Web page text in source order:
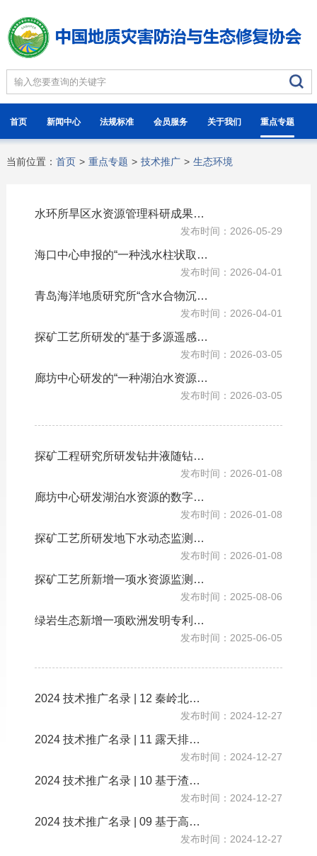
首页 新闻中心 法规标准 会员服务 关于我们 重点专题
当前位置： 首页 > 重点专题 > 技术推广 > 生态环境
水环所旱区水资源管理科研成果获日内瓦国际发明展金奖
发布时间：2026-05-29
海口中心申报的“一种浅水柱状取样器”发明专利获得国家发明专利
发布时间：2026-04-01
青岛海洋地质研究所“含水合物沉积物与压裂支撑剂嵌入行为的观测装置及方法”获国家发明专利
发布时间：2026-04-01
探矿工艺所研发的“基于多源遥感的高寒湿地动态监测与健康评价方法及系统”获国家发明专利授权
发布时间：2026-03-05
廊坊中心研发的“一种湖泊水资源的数字化方法、系统、设备及介质”获国家发明专利授权
发布时间：2026-03-05
探矿工程研究所研发钻井液随钻在线自动配制系统及方法获国家发明专利授权
发布时间：2026-01-08
廊坊中心研发湖泊水资源的数字化方法、系统、设备及介质获发明专利授权
发布时间：2026-01-08
探矿工艺所研发地下水动态监测技术获发明专利授权
发布时间：2026-01-08
探矿工艺所新增一项水资源监测技术领域发明专利授权
发布时间：2025-08-06
绿岩生态新增一项欧洲发明专利授权
发布时间：2025-06-05
2024 技术推广名录 | 12 秦岭北麓山水林田湖草沙一体化保护与修复技术
发布时间：2024-12-27
2024 技术推广名录 | 11 露天排土场机械化土壤重构及植被恢复新技术
发布时间：2024-12-27
2024 技术推广名录 | 10 基于渣硐协同治理的硫铁矿区水-土一体化生态修复关键技术
发布时间：2024-12-27
2024 技术推广名录 | 09 基于高性能植物垫的立维体（Stereo-dimen）水生态修复技术
发布时间：2024-12-27